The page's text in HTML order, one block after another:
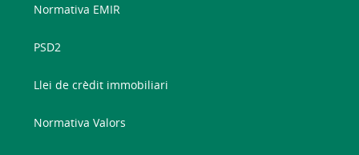
Normativa EMIR
PSD2
Llei de crèdit immobiliari
Normativa Valors